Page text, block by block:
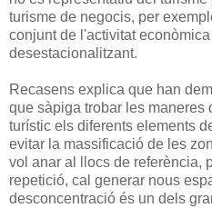
turisme de negocis, per
conjunt de l'activitat
desestacionalitzant.
Recasens explica que han
que sàpiga trobar les maneres
turístic els diferents elements
evitar la massificació de les
vol anar al llocs de referència,
repetició, cal generar nous
desconcentració és un dels